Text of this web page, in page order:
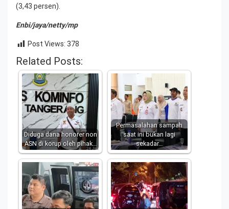
(3,43 persen).
Enbi/jaya/netty/mp
Post Views: 378
Related Posts:
Diduga dana honorer non
ASN di korup oleh pihak…
Permasalahan sampah
saat ini bukan lagi
sekadar…